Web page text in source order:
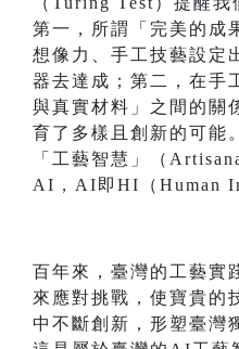
第一，所謂「完美的成
想像力、手工技藝設定
器去達成；第二，在手
與真實材料」之間的關
育了多樣且創新的可能
「工藝智慧」（
AI，AI即HI（Human
百年來，臺灣的工藝實
來應對挑戰，使寶貴的
中不斷創新，形塑臺